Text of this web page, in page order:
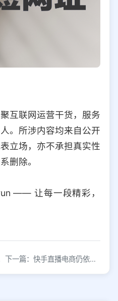
互联网运营干货，服务
。所涉内容均来自公开
立场，亦不承担真实性
删除。
—— 让每一段精彩，
下一篇：快手直播电商仍依赖短视频流量赋能